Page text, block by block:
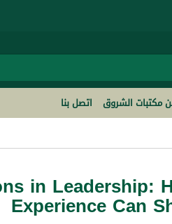
مكتبات الشروق اتصل بنا
in Leadership:
Experience Can